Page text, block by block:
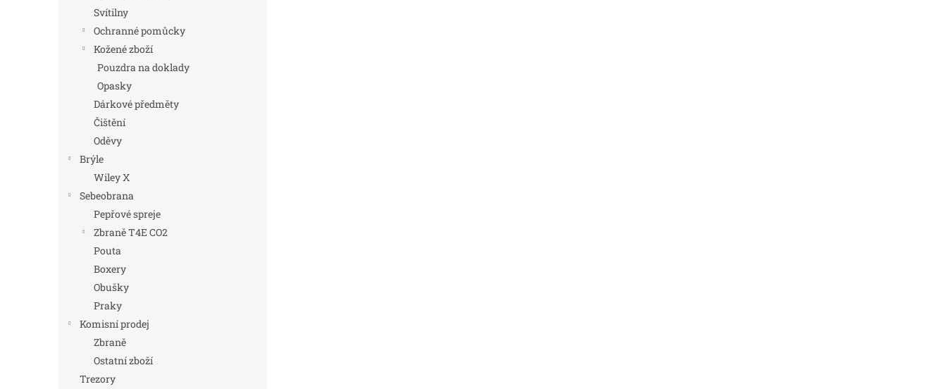
Svítilny
Ochranné pomůcky
Kožené zboží
Pouzdra na doklady
Opasky
Dárkové předměty
Čištění
Oděvy
Brýle
Wiley X
Sebeobrana
Pepřové spreje
Zbraně T4E CO2
Pouta
Boxery
Obušky
Praky
Komisní prodej
Zbraně
Ostatní zboží
Trezory